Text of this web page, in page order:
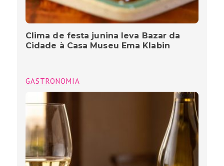
Clima de festa junina leva Bazar da
Cidade à Casa Museu Ema Klabin
GASTRONOMIA